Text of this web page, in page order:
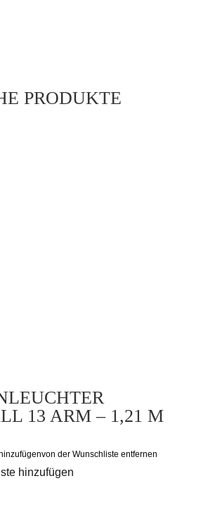
PRODUKTE
13 ARM – 1,21 M
von der Wunschliste entfernen
hinzufügen